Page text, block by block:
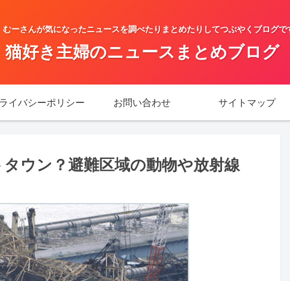
むーさんが気になったニュースを調べたりまとめたりしてつぶやくブログ
猫好き主婦のニュースまとめブログ
イバシーポリシー お問い合わせ サイトマップ
ウン？避難区域の動物や放射線